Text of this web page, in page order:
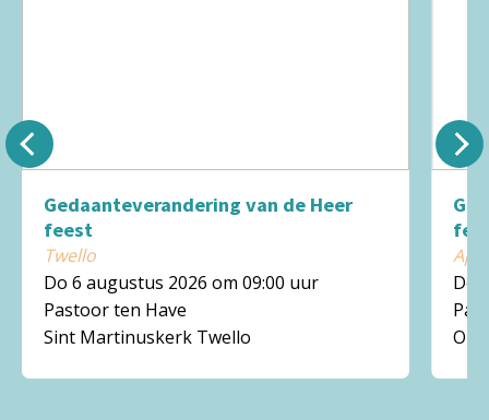
Gedaanteverandering van de Heer
feest
Twello
Do 6 augustus 2026 om 09:00 uur
Pastoor ten Have
Sint Martinuskerk Twello
Do